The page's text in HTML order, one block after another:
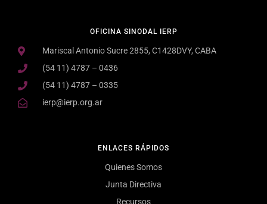
ENLACES RÁPIDOS
Quienes Somos
Junta Directiva
Recursos
OFICINA SINODAL IERP
Mariscal Antonio Sucre 2855, C1428DVY, CABA
(54 11) 4787 – 0436
(54 11) 4787 – 0335
ierp@ierp.org.ar